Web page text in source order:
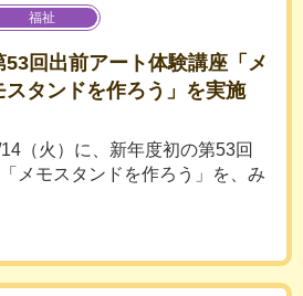
福祉
53回出前アート体験講座「メ
スタンドを作ろう」を実施
（火）に、新年度初の第53回
メモスタンドを作ろう」を、み